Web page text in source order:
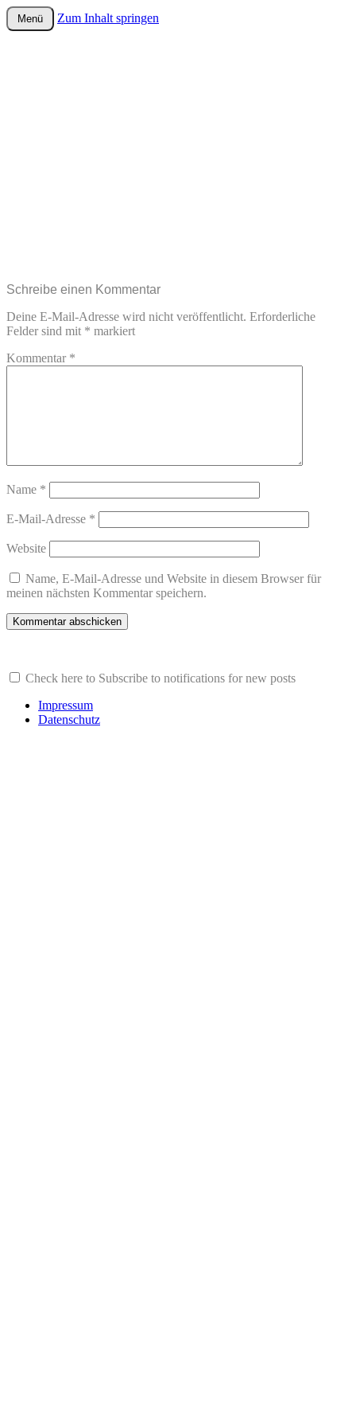
wurster-cartoon-blog.de
Menü Zum Inhalt springen
Schreibe einen Kommentar
Deine E-Mail-Adresse wird nicht veröffentlicht. Erforderliche
Felder sind mit * markiert
Kommentar *
Name *
E-Mail-Adresse *
Website
Name, E-Mail-Adresse und Website in diesem Browser für
meinen nächsten Kommentar speichern.
Check here to Subscribe to notifications for new posts
Impressum
Datenschutz